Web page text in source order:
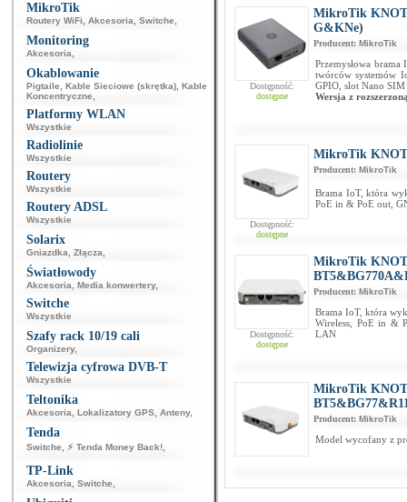
MikroTik
Routery WiFi Akcesoria Switche
Monitoring
Akcesoria
Okablowanie
Pigtaile Kable Sieciowe (skrętka) Kable
Koncentryczne
Platformy WLAN
Wszystkie
Radiolinie
Wszystkie
Routery
Wszystkie
Routery ADSL
Wszystkie
Solarix
Gniazdka Złącza
Światłowody
Akcesoria Media konwertery,
Switche
Wszystkie
Szafy rack 10/19 cali
Organizery,
Telewizja cyfrowa DVB-T
Wszystkie
Teltonika
Akcesoria Lokalizatory GPS Anteny,
Tenda
Switche ⚡ Tenda Money Back!
TP-Link
Akcesoria Switche
Dostępność:
dostępne
MikroTik KNOT
G&KNe)
Producent: MikroTik
Przemysłowa
twórców systemów
GPIO, slot Nano
Wersja z
Dostępność:
dostępne
MikroTik KNOT
Producent: MikroTik
Brama IoT, która
PoE in & PoE out,
Dostępność:
dostępne
MikroTik
Producent: MikroTik
Brama IoT, która
Wireless, PoE in &
LAN
MikroTik
Producent: MikroTik
Model wycofany z